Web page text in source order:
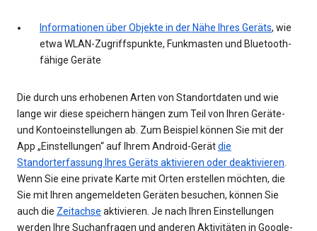
Informationen über Objekte in der Nähe Ihres Geräts, wie
etwa WLAN-Zugriffspunkte, Funkmasten und Bluetooth-
fähige Geräte
Die durch uns erhobenen Arten von Standortdaten und wie
lange wir diese speichern hängen zum Teil von Ihren Geräte-
und Kontoeinstellungen ab. Zum Beispiel können Sie mit der
App „Einstellungen“ auf Ihrem Android-Gerätdie
Standorterfassung Ihres Geräts aktivieren oder deaktivieren
Wenn Sie eine private Karte mit Orten erstellen möchten, die
Sie mit Ihren angemeldeten Geräten besuchen, können Sie
auch die Zeitachse aktivieren. Je nach Ihren Einstellungen
werden Ihre Suchanfragen und anderen Aktivitäten in Google-